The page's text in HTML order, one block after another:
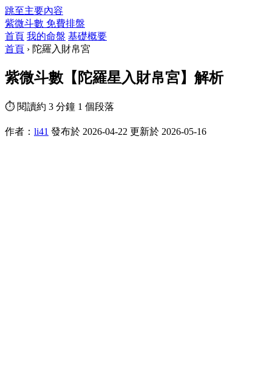
跳至主要內容
紫微斗數 免費排盤
首頁 我的命盤 基礎概要
首頁 › 陀羅入財帛宮
紫微斗數【陀羅星入財帛宮】解析
⏱ 閱讀約 3 分鐘 1 個段落
作者： li41 發布於 2026-04-22 更新於 2026-05-16